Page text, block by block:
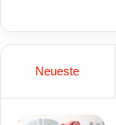
Neueste